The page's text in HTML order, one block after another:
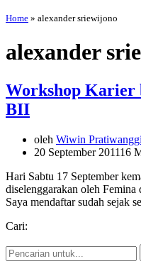
Home » alexander sriewijono
alexander
Workshop Karier
BII
oleh Wiwin
20 September 201116
Hari Sabtu 17 September
diselenggarakan oleh
Saya mendaftar sudah sejak
Cari:
Pencarian
untuk...